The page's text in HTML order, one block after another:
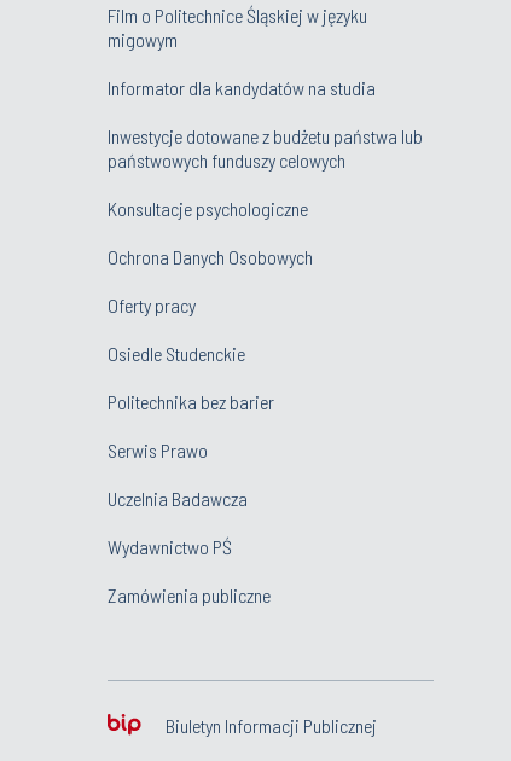
Film o Politechnice Śląskiej w języku
migowym
Informator dla kandydatów na studia
Inwestycje dotowane z budżetu państwa lub
państwowych funduszy celowych
Konsultacje psychologiczne
Ochrona Danych Osobowych
Oferty pracy
Osiedle Studenckie
Politechnika bez barier
Serwis Prawo
Uczelnia Badawcza
Wydawnictwo PŚ
Zamówienia publiczne
Biuletyn Informacji Publicznej